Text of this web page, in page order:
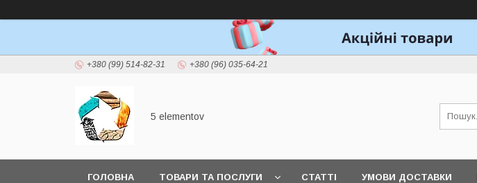
+380 (99) 514-82-31 +380 (96) 035-64-21
5 elementov
ГОЛОВНА ТОВАРИ ТА ПОСЛУГИ СТАТТІ УМОВИ ДОСТАВКИ